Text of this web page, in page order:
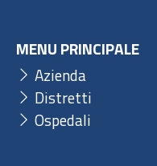
MENU PRINCIPALE
Azienda
Distretti
Ospedali